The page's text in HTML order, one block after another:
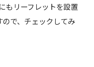
もリーフレットを設置
ので、チェックしてみ